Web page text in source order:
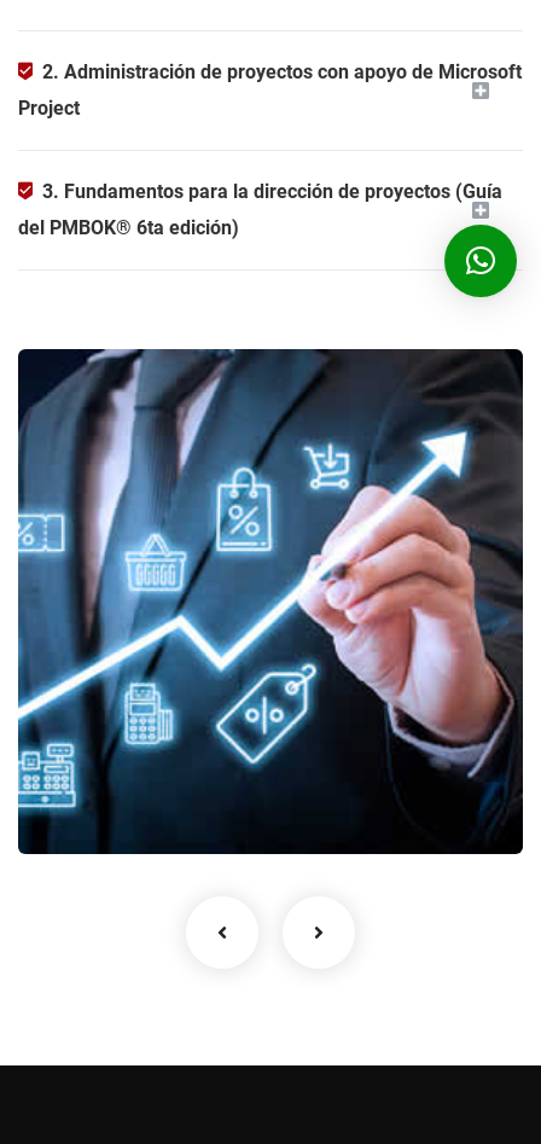
2. Administración de proyectos con apoyo de Microsoft
Project
3. Fundamentos para la dirección de proyectos (Guía
del PMBOK® 6ta edición)
Proceso ideal de ventas y
calidad en el servicio.
Proceso ideal de ventas y calidad en el
servicio